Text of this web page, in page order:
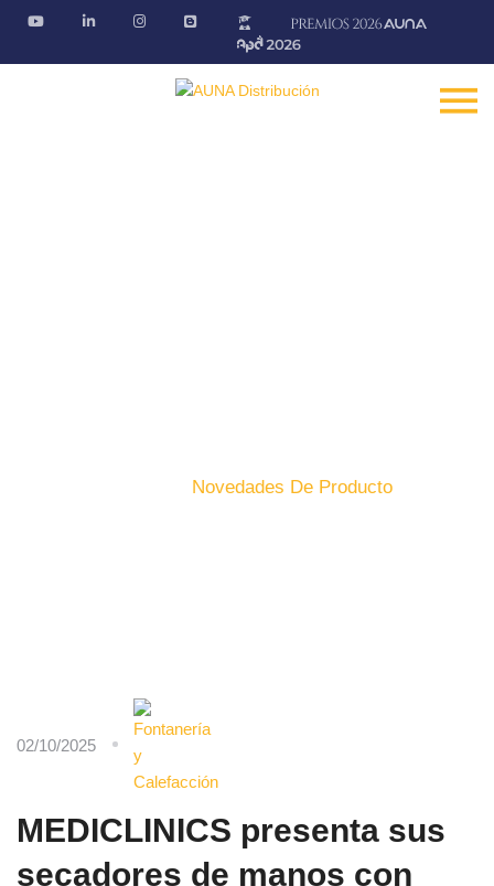
Novedades De Producto
02/10/2025
MEDICLINICS presenta sus
secadores de manos con